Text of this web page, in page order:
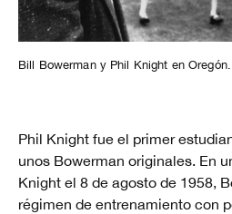
Bill Bowerman y Phil Knight en Oregón.
Phil Knight fue el primer
unos Bowerman originales. En
Knight el 8 de agosto de 1958,
régimen de entrenamiento con